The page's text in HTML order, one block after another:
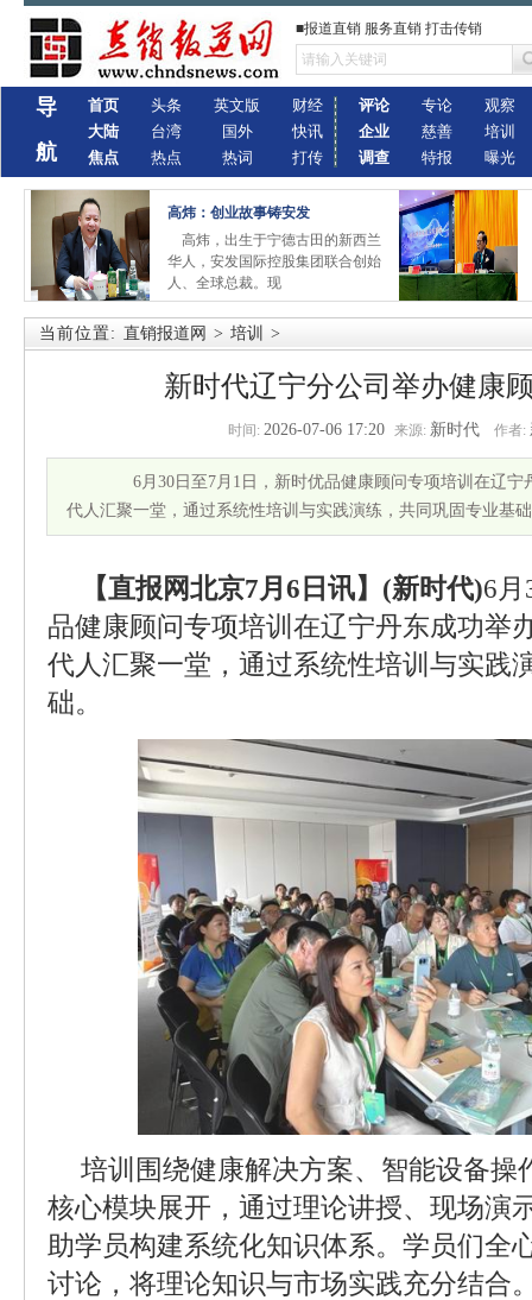
■报道直销 服务直销 打击传销
导
航
首页
大陆
焦点
头条
台湾
热点
英文版
国外
热词
财经
快讯
打传
评论
企业
调查
专论
慈善
特报
观察
培训
曝光
高炜：创业故事铸安发
高炜，出生于宁德古田的新西兰
华人，安发国际控股集团联合创始
人、全球总裁。现
当前位置: 直销报道网 > 培训 >
新时代辽宁分公司举办健康
时间: 2026-07-06 17:20 来源: 新时代 作者:
6月30日至7月1日，新时优品健康顾问专项培训在辽宁
代人汇聚一堂，通过系统性培训与实践演练，共同巩固专业基
【直报网北京7月6日讯】(新时代)6
品健康顾问专项培训在辽宁丹东成功举
代人汇聚一堂，通过系统性培训与实践
础。
培训围绕健康解决方案、智能设备操
核心模块展开，通过理论讲授、现场演
助学员构建系统化知识体系。学员们全
讨论，将理论知识与市场实践充分结合